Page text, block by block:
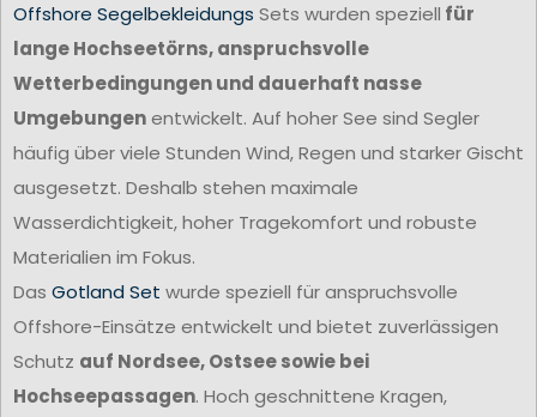
Offshore Segelbekleidungs Sets wurden speziell für
lange Hochseetörns, anspruchsvolle
Wetterbedingungen und dauerhaft nasse
Umgebungenentwickelt. Auf hoher See sind Segler
häufig über viele Stunden Wind, Regen und starker Gischt
ausgesetzt. Deshalb stehen maximale
Wasserdichtigkeit, hoher Tragekomfort und robuste
Materialien im Fokus.
Das Gotland Set wurde speziell für anspruchsvolle
Offshore-Einsätze entwickelt und bietet zuverlässigen
Schutz auf Nordsee, Ostsee sowie bei
Hochseepassagen. Hoch geschnittene Kragen,